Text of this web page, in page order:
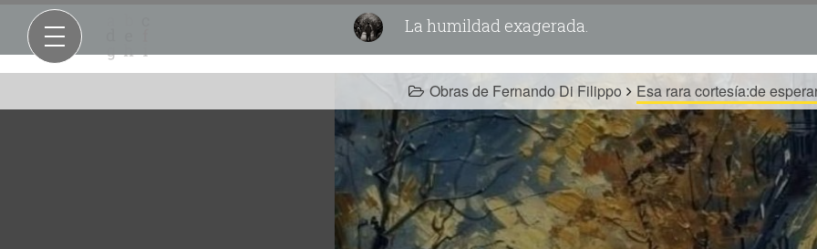
La humildad exagerada.
Obras de Fernando Di Filippo Esa rara cortesía:de